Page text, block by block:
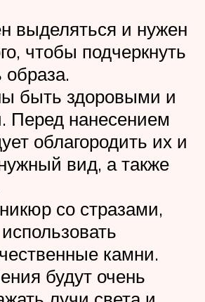
выделяться и нужен
чтобы подчеркнуть
образа.
быть здоровыми и
Перед нанесением
облагородить их и
вид, а также
со стразами,
камни.
будут очень